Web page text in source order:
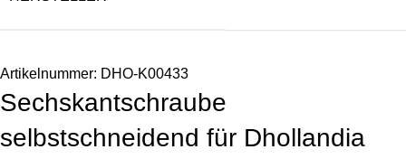
Artikelnummer: DHO-K00433
Sechskantschraube
selbstschneidend für Dhollandia